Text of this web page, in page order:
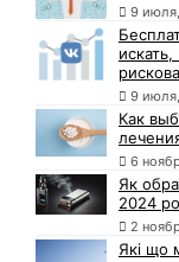
9
9
Как
6
Як
2024
2
Які що